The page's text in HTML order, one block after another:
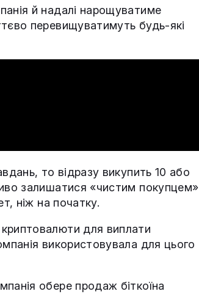
й надалі нарощуватиме
перевищуватимуть будь-які
то відразу викупить 10 або
залишатися «чистим покупцем»
ніж на початку.
для виплати
використовувала для цього
обере продаж біткоїна